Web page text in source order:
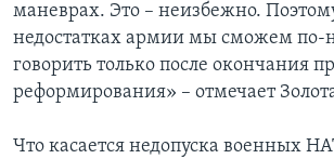
маневрах. Это – неизбежно.
недостатках армии мы сможем по-
говорить только после окончания
реформирования» – отмечает
Что касается недопуска военных